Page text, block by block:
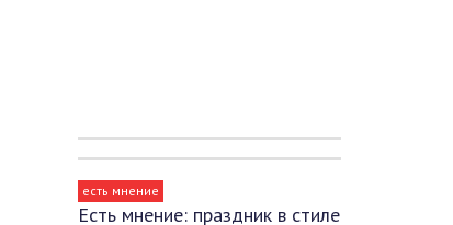
есть мнение
Есть мнение: праздник в стиле